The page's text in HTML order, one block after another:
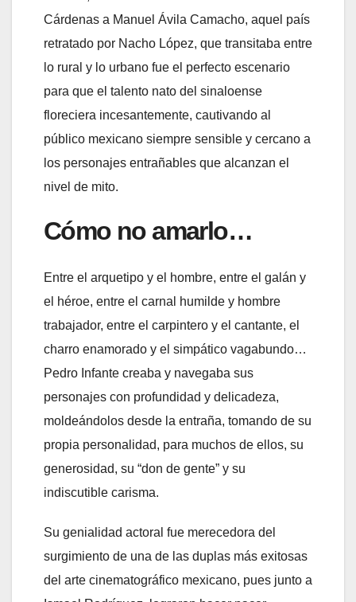
Cárdenas a Manuel Ávila Camacho, aquel país
retratado por Nacho López, que transitaba entre
lo rural y lo urbano fue el perfecto escenario
para que el talento nato del sinaloense
floreciera incesantemente, cautivando al
público mexicano siempre sensible y cercano a
los personajes entrañables que alcanzan el
nivel de mito.
Cómo no amarlo…
Entre el arquetipo y el hombre, entre el galán y
el héroe, entre el carnal humilde y hombre
trabajador, entre el carpintero y el cantante, el
charro enamorado y el simpático vagabundo…
Pedro Infante creaba y navegaba sus
personajes con profundidad y delicadeza,
moldeándolos desde la entraña, tomando de su
propia personalidad, para muchos de ellos, su
generosidad, su “don de gente” y su
indiscutible carisma.
Su genialidad actoral fue merecedora del
surgimiento de una de las duplas más exitosas
del arte cinematográfico mexicano, pues junto a